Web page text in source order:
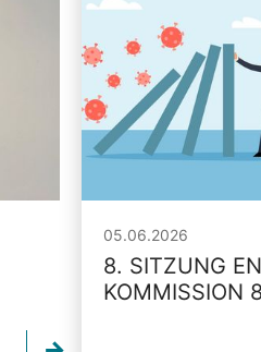
05.06.2026
8. SITZUNG
KOMMISSION